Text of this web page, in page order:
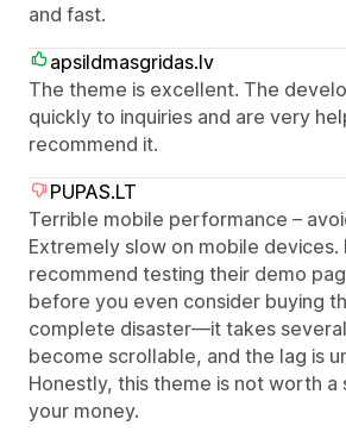
and fast.
apsildmasgridas.lv
The theme is excellent. The
quickly to inquiries and are very
recommend it.
PUPAS.LT
Terrible mobile performance –
Extremely slow on mobile devices.
recommend testing their demo
before you even consider buying
complete disaster—it takes
become scrollable, and the lag is
Honestly, this theme is not worth a
your money.